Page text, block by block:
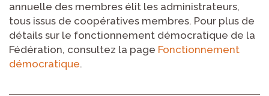
annuelle des membres élit les administrateurs,
tous issus de coopératives membres. Pour plus de
détails sur le fonctionnement démocratique de la
Fédération, consultez la page Fonctionnement
démocratique.